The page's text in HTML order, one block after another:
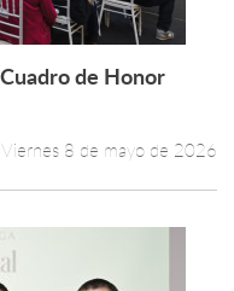
Leer más +
de Honor
Viernes 8 de mayo de 2026